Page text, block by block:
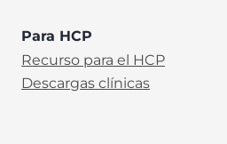
Para HCP
Recurso para el HCP
Descargas clínicas